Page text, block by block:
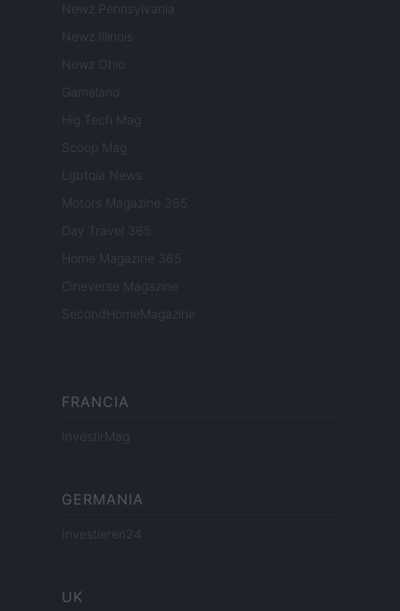
Newz Pennsylvania
Newz Illinois
Newz Ohio
Gameland
Hig Tech Mag
Scoop Mag
Lgbtqia News
Motors Magazine 365
Day Travel 365
Home Magazine 365
Cineverse Magazine
SecondHomeMagazine
FRANCIA
InvestirMag
GERMANIA
Investieren24
UK